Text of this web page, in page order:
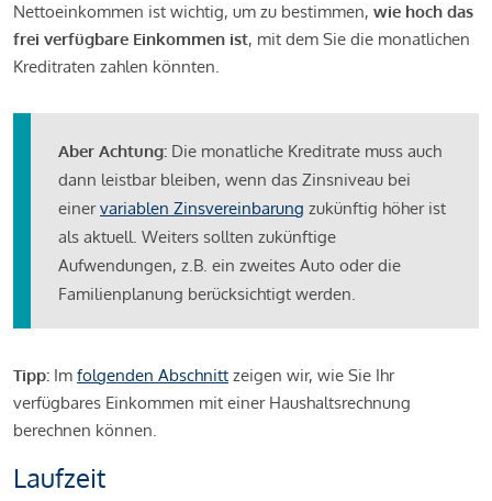
Nettoeinkommen ist wichtig, um zu bestimmen, wie hoch das
frei verfügbare Einkommen ist, mit dem Sie die monatlichen
Kreditraten zahlen könnten.
Aber Achtung: Die monatliche Kreditrate muss auch
dann leistbar bleiben, wenn das Zinsniveau bei
einervariablen Zinsvereinbarung zukünftig höher ist
als aktuell. Weiters sollten zukünftige
Aufwendungen, z.B. ein zweites Auto oder die
Familienplanung berücksichtigt werden.
Tipp: Im folgenden Abschnitt zeigen wir, wie Sie Ihr
verfügbares Einkommen mit einer Haushaltsrechnung
berechnen können.
Laufzeit